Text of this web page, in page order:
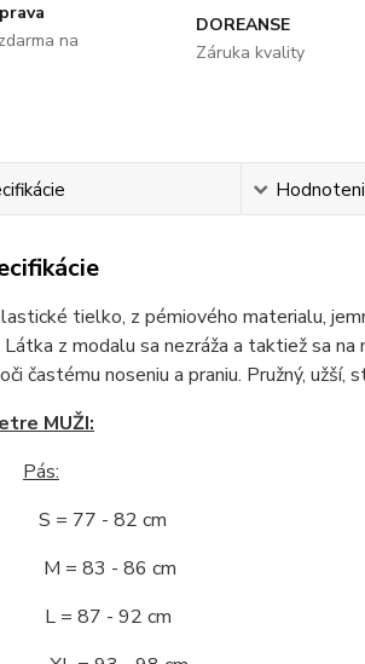
na
DOREANSE
Záruka kvality
tielko, z pémiového materialu,
z modalu sa nezráža a taktiež sa
častému noseniu a praniu. Pružný, užší,
MUŽI:
Pás:
= 77 - 82 cm
M = 83 - 86 cm
L = 87 - 92 cm